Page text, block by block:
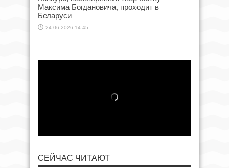
Максима Богдановича, проходит в
Беларуси
24.06.2026 14:45
СЕЙЧАС ЧИТАЮТ